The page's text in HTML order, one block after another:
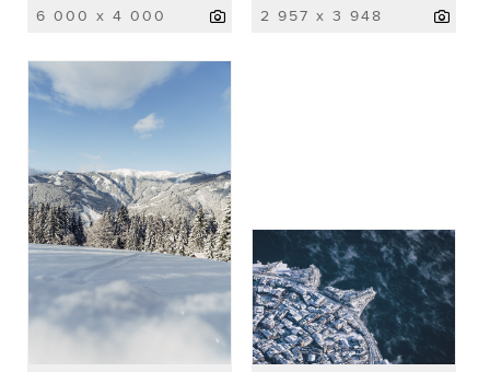
6 000 x 4 000 2 957 x 3 948